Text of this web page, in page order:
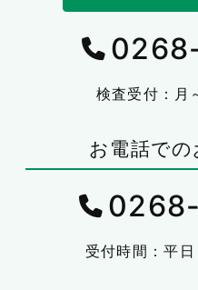
検査受付：月
お電話で
受付時間：平